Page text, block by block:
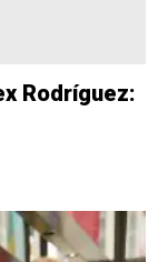
Rodríguez: